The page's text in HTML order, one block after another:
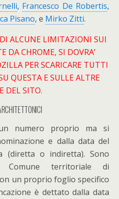
, Francesco De Robertis,
Pisano, e Mirko Zitti.
ALCUNE LIMITAZIONI SUI
DA CHROME, SI DOVRA’
PER SCARICARE TUTTI
QUESTA E SULLE ALTRE
DEL SITO.
numero proprio ma si
e dalla data del
(diretta o indiretta). Sono
territoriale di
un proprio foglio specifico
è dettato dalla data